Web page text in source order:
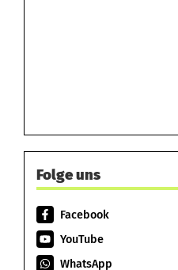
Folge uns
Facebook
YouTube
WhatsApp